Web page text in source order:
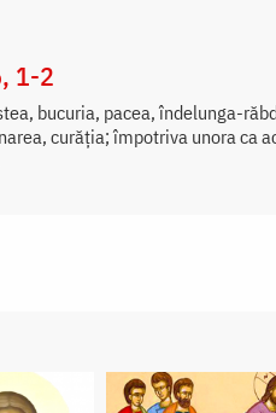
1-2
bucuria, pacea, îndelunga-
curăția; împotriva unora ca